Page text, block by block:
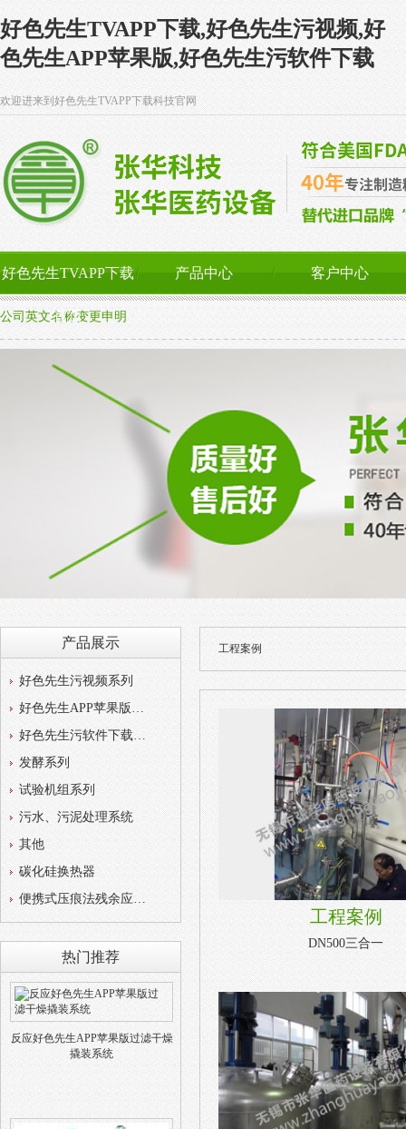
好色先生TVAPP下载,好色先生污视频,好
色先生APP苹果版,好色先生污软件下载
欢迎进来到好色先生TVAPP下载科技官网
好色先生TVAPP下载
首页
产品中心 客户中心
公司英文名称变更申明
产品展示
好色先生污视频系列
好色先生APP苹果版系列
好色先生污软件下载系列
发酵系列
试验机组系列
污水、污泥处理系统
其他
碳化硅换热器
便携式压痕法残余应力测试仪
热门推荐
反应好色先生APP苹果版过滤干燥
撬装系统
工程案例
工程案例
DN500三合一